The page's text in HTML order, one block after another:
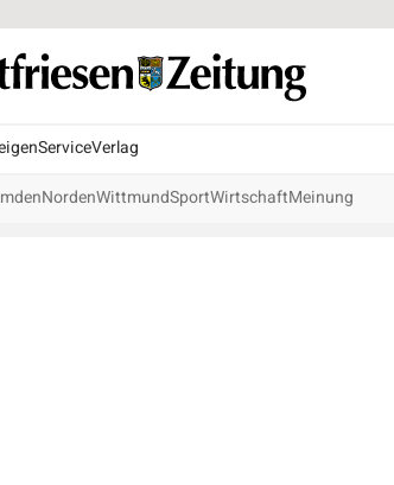
ServiceVerlag
NordenWittmundSportWirtschaftMeinung